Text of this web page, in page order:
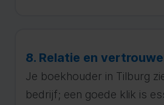
8. Relatie en
Je boekhouder in Tilburg
bedrijf; een goede klik is